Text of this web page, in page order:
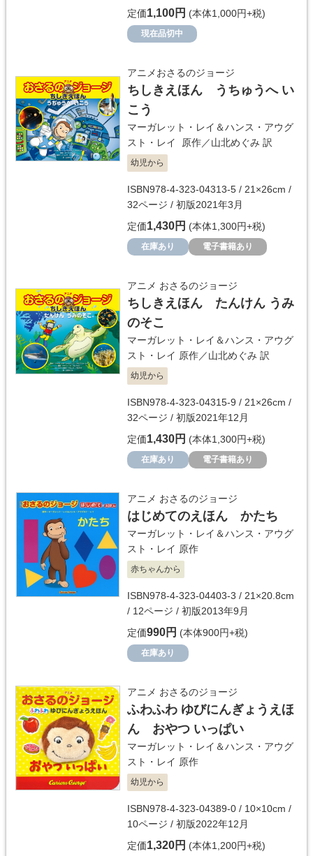
定価1,100円 (本体1,000円+税)
現在品切中
アニメおさるのジョージ
ちしきえほん うちゅうへ い
こう
マーガレット・レイ＆ハンス・アウグ
スト・レイ
原作／山北めぐみ 訳
幼児から
ISBN978-4-323-04313-5 / 21×26cm /
32ページ / 初版2021年3月
定価1,430円 (本体1,300円+税)
在庫あり 電子書籍あり
アニメ おさるのジョージ
ちしきえほん たんけん うみ
のそこ
マーガレット・レイ＆ハンス・アウグ
スト・レイ 原作／山北めぐみ 訳
幼児から
ISBN978-4-323-04315-9 / 21×26cm /
32ページ / 初版2021年12月
定価1,430円 (本体1,300円+税)
在庫あり 電子書籍あり
アニメ おさるのジョージ
はじめてのえほん かたち
マーガレット・レイ＆ハンス・アウグ
スト・レイ 原作
赤ちゃんから
ISBN978-4-323-04403-3 / 21×20.8cm
/ 12ページ / 初版2013年9月
定価990円 (本体900円+税)
在庫あり
アニメ おさるのジョージ
ふわふわ ゆびにんぎょうえほ
ん おやつ いっぱい
マーガレット・レイ＆ハンス・アウグ
スト・レイ 原作
幼児から
ISBN978-4-323-04389-0 / 10×10cm /
10ページ / 初版2022年12月
定価1,320円 (本体1,200円+税)